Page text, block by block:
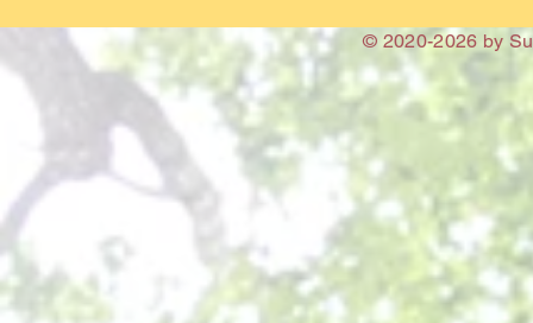
© 2020-2026 by